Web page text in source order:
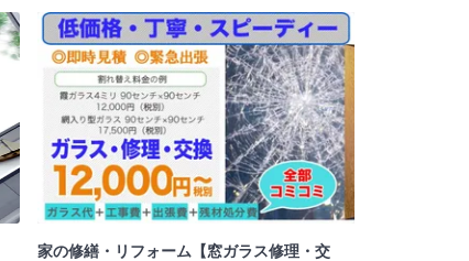
家の修繕・リフォーム【窓ガラス修理・交